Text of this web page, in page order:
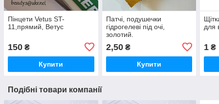
Пінцети Vetus ST-
11,прямий, Ветус
150 ₴
Купити
Патчі, подушечки
гідрогелеві під очі,
золотий.
2,50₴
Купити
для
1 ₴
Подібні товари компанії